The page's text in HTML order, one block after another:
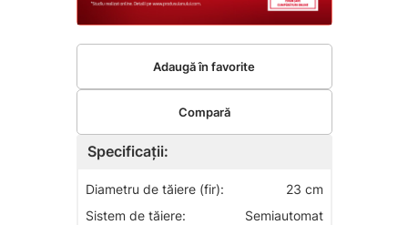
Specificații:
Diametru de tăiere (fir):
23 cm
Sistem de tăiere:
Semiautomat
Adaugă în favorite
Compară